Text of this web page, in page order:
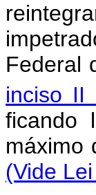
Federal
inciso II
ficando
(Vide